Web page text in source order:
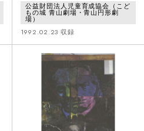
時多発に演舞をはじめた。まるで
21世紀のダンスシーンを予感させ
るように………。様々なダンスシ
ーンを展開してきた青山円形劇場
は、世界最大のシャンパンハウス
モエ・エ・シャンドン社の特別協
賛を得て、ヌーベル・ダンスの新
しい潮流──マリレン・ブルーケー
ル・ダンス・カンパニー
ICOSAÉDREの初来日公演を1992
公益財団法人児童育成協会（こど
もの城 青山劇場・青山円形劇
場）
1992.02.23 収録